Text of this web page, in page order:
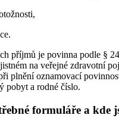
příjmů je povinna podle §
na veřejné zdravotní
plnění oznamovací
pobyt a rodné číslo.
formuláře a kde